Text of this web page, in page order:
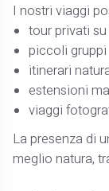
I nostri viaggi
tour privati
piccoli gruppi
itinerari
estensioni
viaggi
La presenza di
meglio natura,